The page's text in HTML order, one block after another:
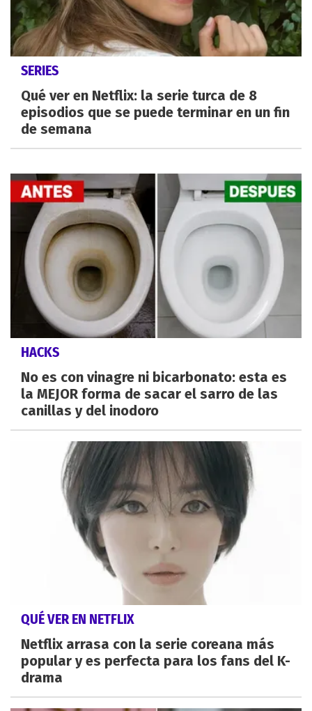
SERIES
Qué ver en Netflix: la serie turca de 8
episodios que se puede terminar en un fin
de semana
HACKS
No es con vinagre ni bicarbonato: esta es
la MEJOR forma de sacar el sarro de las
canillas y del inodoro
QUÉ VER EN NETFLIX
Netflix arrasa con la serie coreana más
popular y es perfecta para los fans del K-
drama